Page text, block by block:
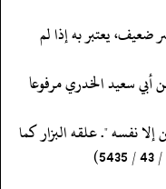
ضعيف، يعتبر به إذا لم
سعيد الخدري مرفوعا
نفسه ". علقه البزار كما